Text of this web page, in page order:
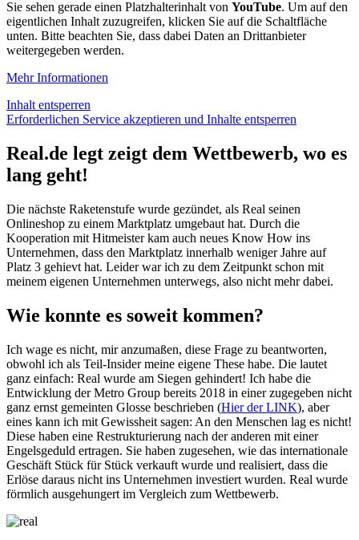
Sie sehen gerade einen Platzhalterinhalt von YouTube. Um auf den
eigentlichen Inhalt zuzugreifen, klicken Sie auf die Schaltfläche
unten. Bitte beachten Sie, dass dabei Daten an Drittanbieter
weitergegeben werden.
Mehr Informationen
Inhalt entsperren
Erforderlichen Service akzeptieren und Inhalte entsperren
Real.de legt zeigt dem Wettbewerb, wo es
lang geht!
Die nächste Raketenstufe wurde gezündet, als Real seinen
Onlineshop zu einem Marktplatz umgebaut hat. Durch die
Kooperation mit Hitmeister kam auch neues Know How ins
Unternehmen, dass den Marktplatz innerhalb weniger Jahre auf
Platz 3 gehievt hat. Leider war ich zu dem Zeitpunkt schon mit
meinem eigenen Unternehmen unterwegs, also nicht mehr dabei.
Wie konnte es soweit kommen?
Ich wage es nicht, mir anzumaßen, diese Frage zu beantworten,
obwohl ich als Teil-Insider meine eigene These habe. Die lautet
ganz einfach: Real wurde am Siegen gehindert! Ich habe die
Entwicklung der Metro Group bereits 2018 in einer zugegeben nicht
ganz ernst gemeinten Glosse beschrieben (Hier der LINK), aber
eines kann ich mit Gewissheit sagen: An den Menschen lag es nicht!
Diese haben eine Restrukturierung nach der anderen mit einer
Engelsgeduld ertragen. Sie haben zugesehen, wie das internationale
Geschäft Stück für Stück verkauft wurde und realisiert, dass die
Erlöse daraus nicht ins Unternehmen investiert wurden. Real wurde
förmlich ausgehungert im Vergleich zum Wettbewerb.